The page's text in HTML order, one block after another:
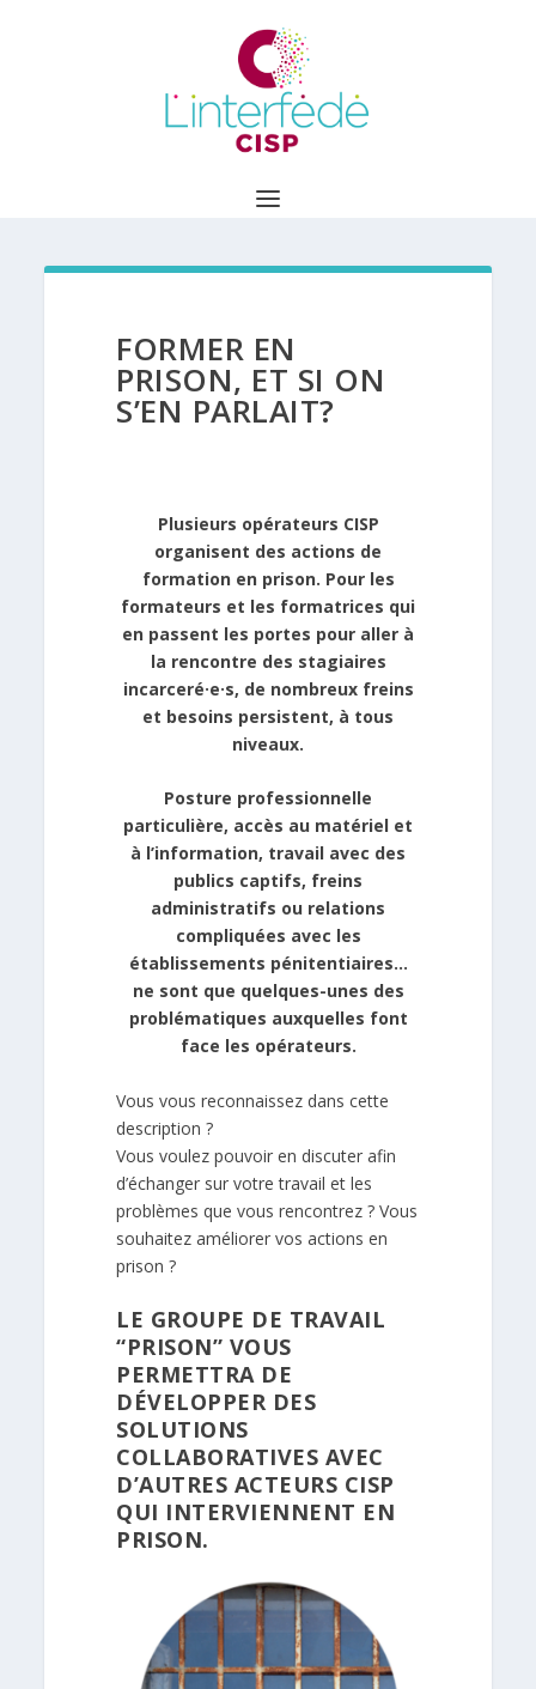
FORMER EN
PRISON, ET SI ON
S’EN PARLAIT?
Plusieurs opérateurs CISP
organisent des actions de
formation en prison. Pour les
formateurs et les formatrices qui
en passent les portes pour aller à
la rencontre des stagiaires
incarceré·e·s, de nombreux freins
et besoins persistent, à tous
niveaux.
Posture professionnelle
particulière, accès au matériel et
à l’information, travail avec des
publics captifs, freins
administratifs ou relations
compliquées avec les
établissements pénitentiaires…
ne sont que quelques-unes des
problématiques auxquelles font
face les opérateurs.
Vous vous reconnaissez dans cette
description ?
Vous voulez pouvoir en discuter afin
d’échanger sur votre travail et les
problèmes que vous rencontrez ? Vous
souhaitez améliorer vos actions en
prison ?
LE GROUPE DE TRAVAIL
“PRISON” VOUS
PERMETTRA DE
DÉVELOPPER DES
SOLUTIONS
COLLABORATIVES AVEC
D’AUTRES ACTEURS CISP
QUI INTERVIENNENT EN
PRISON.